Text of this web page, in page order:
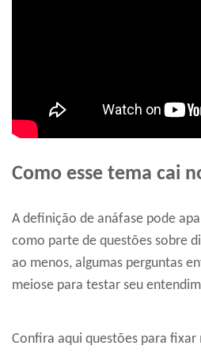
Como esse tema cai
A definição de anáfase pode
como parte de questões sobre
ao menos, algumas perguntas
meiose para testar seu
Confira aqui questões para